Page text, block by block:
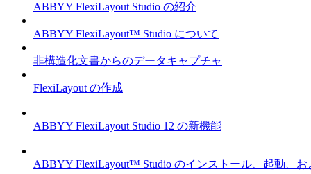
ABBYY FlexiLayout Studio の紹介
ABBYY FlexiLayout™ Studio について
非構造化文書からのデータキャプチャ
FlexiLayout の作成
ABBYY FlexiLayout Studio 12 の新機能
ABBYY FlexiLayout™ Studio のインストール、起動、お